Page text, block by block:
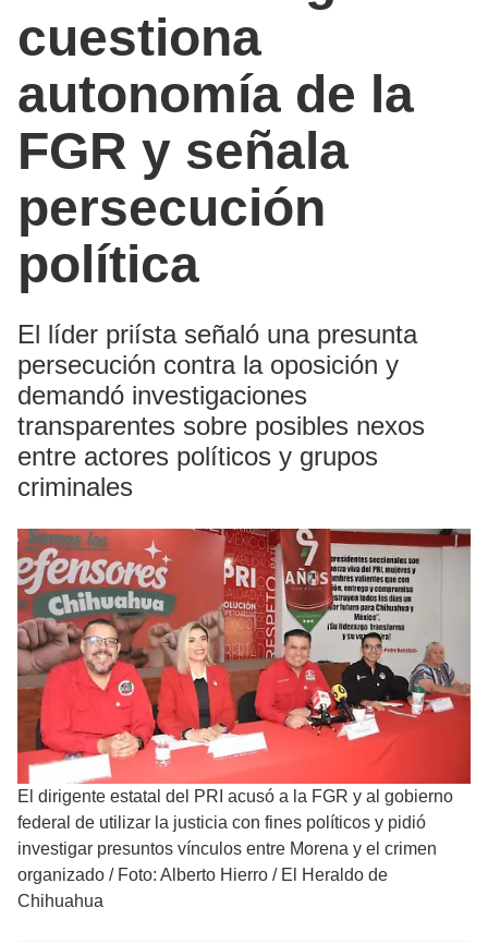
cuestiona
autonomía de la
FGR y señala
persecución
política
El líder priísta señaló una presunta
persecución contra la oposición y
demandó investigaciones
transparentes sobre posibles nexos
entre actores políticos y grupos
criminales
El dirigente estatal del PRI acusó a la FGR y al gobierno
federal de utilizar la justicia con fines políticos y pidió
investigar presuntos vínculos entre Morena y el crimen
organizado / Foto: Alberto Hierro / El Heraldo de
Chihuahua